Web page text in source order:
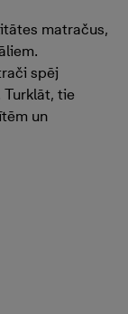
matračus,
spēj
Turklāt, tie
un